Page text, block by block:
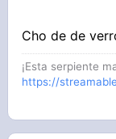
Cho de de
¡Esta serpiente
https://